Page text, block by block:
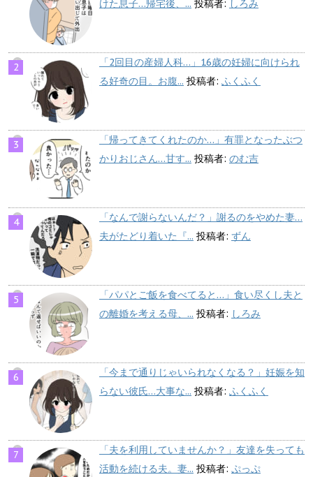
けた息子…帰宅後、... 投稿者: しろみ
「2回目の産婦人科…」16歳の妊婦に向けられ
る好奇の目。お腹... 投稿者: ふくふく
「帰ってきてくれたのか…」有罪となったぶつ
かりおじさん…甘す... 投稿者: のむ吉
「なんで謝らないんだ？」謝るのをやめた妻…
夫がたどり着いた『... 投稿者: ずん
「パパとご飯を食べてると…」食い尽くし夫と
の離婚を考える母、... 投稿者: しろみ
「今まで通りじゃいられなくなる？」妊娠を知
らない彼氏…大事な... 投稿者: ふくふく
「夫を利用していませんか？」友達を失っても
活動を続ける夫。妻... 投稿者: ぷっぷ